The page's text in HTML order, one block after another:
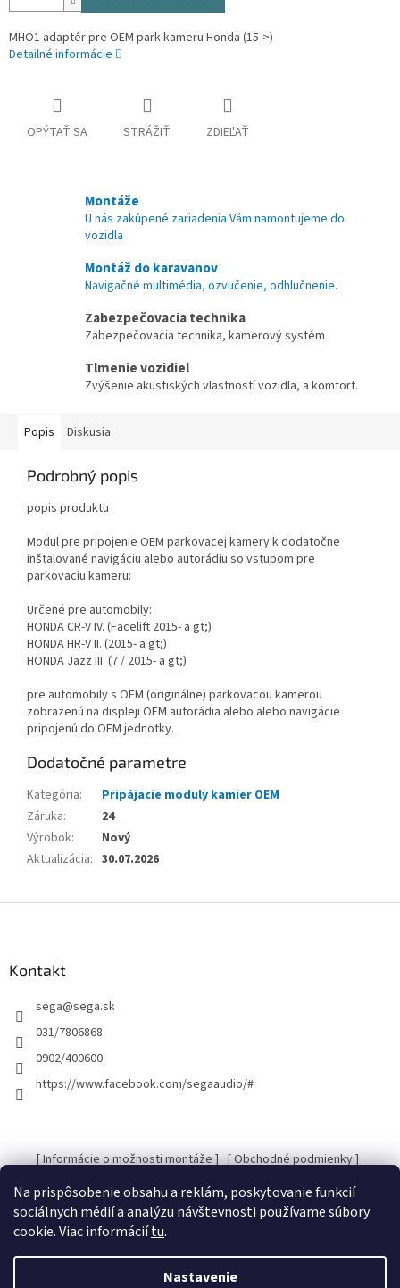
Na prispôsobenie obsahu a reklám, poskytovanie funkcií
sociálnych médií a analýzu návštevnosti používame súbory
cookie. Viac informáciítu.
Nastavenie
MHO1 adaptér pre OEM park.kameru Honda (15->)
Detailné informácie
OPÝTAŤ SA STRÁŽIŤ ZDIEĽAŤ
Montáže
U nás zakúpené zariadenia Vám namontujeme do
vozidla
Montáž do karavanov
Navigačné multimédia, ozvučenie, odhlučnenie.
Zabezpečovacia technika
Zabezpečovacia technika, kamerový systém
Tlmenie vozidiel
Zvýšenie akustiských vlastností vozidla, a komfort.
Popis Diskusia
Podrobný popis
popis produktu
Modul pre pripojenie OEM parkovacej kamery k dodatočne
inštalované navigáciu alebo autorádiu so vstupom pre
parkovaciu kameru:
Určené pre automobily:
HONDA CR-V IV. (Facelift 2015- a gt;)
HONDA HR-V II. (2015- a gt;)
HONDA Jazz III. (7 / 2015- a gt;)
pre automobily s OEM (originálne) parkovacou kamerou
zobrazenú na displeji OEM autorádia alebo alebo navigácie
pripojenú do OEM jednotky.
Dodatočné parametre
Kategória:
Pripájacie moduly kamier OEM
Záruka:
24
Výrobok:
Nový
Aktualizácia: 30.07.2026
Kontakt
sega@sega.sk
031/7806868
0902/400600
https://www.facebook.com/segaaudio/#
[ Informácie o možnosti montáže ] [ Obchodné podmienky ]